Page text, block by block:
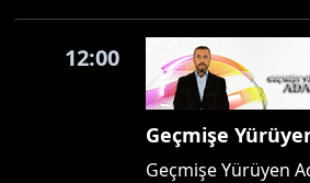
12:00
Geçmişe
Geçmişe Yürüyen